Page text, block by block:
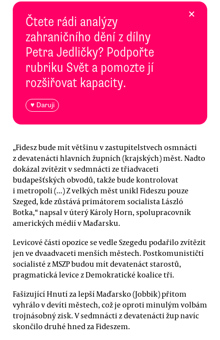
Čtete rádi analýzy
zahraničního dění z dílny
Petra Jedličky? Podpořte
rubriku Svět a pomozte jí
rozšiřovat kapacity.
♥ Daruji
×
„Fidesz bude mít většinu v zastupitelstvech osmnácti
z devatenácti hlavních župních (krajských) měst. Nadto
dokázal zvítězit v sedmnácti ze třiadvaceti
budapešťských obvodů, takže bude kontrolovat
i metropoli (...) Z velkých měst unikl Fideszu pouze
Szeged, kde zůstává primátorem socialista László
Botka,“ napsal v úterý Károly Horn, spolupracovník
amerických médií v Maďarsku.
Levicové části opozice se vedle Szegedu podařilo zvítězit
jen ve dvaadvaceti menších městech. Postkomunističtí
socialisté z MSZP budou mít devatenáct starostů,
pragmatická levice z Demokratické koalice tři.
Fašizující Hnutí za lepší Maďarsko (Jobbik) přitom
vyhrálo v devíti městech, což je oproti minulým volbám
trojnásobný zisk. V sedmnácti z devatenácti žup navíc
skončilo druhé hned za Fideszem.